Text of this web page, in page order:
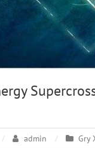
admin Gry